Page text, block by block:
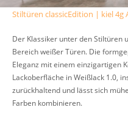
Stiltüren classicEdition | kiel 4g
Der Klassiker unter den Stiltüren
Bereich weißer Türen. Die
Eleganz mit einem einzigartigen
Lackoberfläche in Weißlack 1.0,
zurückhaltend und lässt sich
Farben kombinieren.